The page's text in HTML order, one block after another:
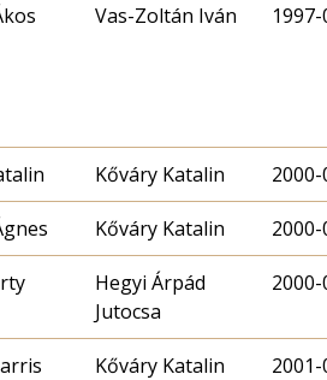
Vas-Zoltán Iván 1997-
Kőváry Katalin
Kőváry Katalin
Hegyi Árpád
Jutocsa
Kőváry Katalin